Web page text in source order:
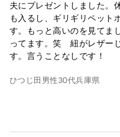
夫にプレゼントしました。
も入るし、ギリギリペット
す。もっと高いのを見てま
ってます。笑 紐がレザー
す。言うことなしです！
ひつじ田 男性30代兵庫県